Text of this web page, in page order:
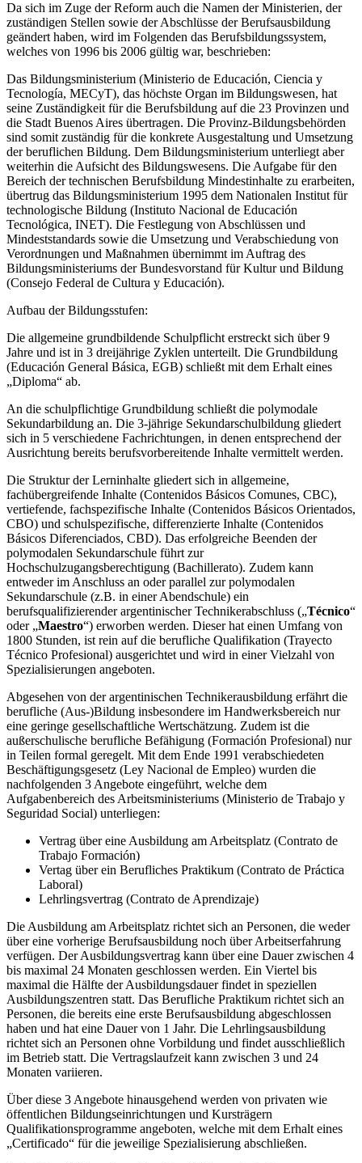
Da sich im Zuge der Reform auch die Namen der Ministerien, der
zuständigen Stellen sowie der Abschlüsse der Berufsausbildung
geändert haben, wird im Folgenden das Berufsbildungssystem,
welches von 1996 bis 2006 gültig war, beschrieben:
Das Bildungsministerium (Ministerio de Educación, Ciencia y
Tecnología, MECyT), das höchste Organ im Bildungswesen, hat
seine Zuständigkeit für die Berufsbildung auf die 23 Provinzen und
die Stadt Buenos Aires übertragen. Die Provinz-Bildungsbehörden
sind somit zuständig für die konkrete Ausgestaltung und Umsetzung
der beruflichen Bildung. Dem Bildungsministerium unterliegt aber
weiterhin die Aufsicht des Bildungswesens. Die Aufgabe für den
Bereich der technischen Berufsbildung Mindestinhalte zu erarbeiten,
übertrug das Bildungsministerium 1995 dem Nationalen Institut für
technologische Bildung (Instituto Nacional de Educación
Tecnológica, INET). Die Festlegung von Abschlüssen und
Mindeststandards sowie die Umsetzung und Verabschiedung von
Verordnungen und Maßnahmen übernimmt im Auftrag des
Bildungsministeriums der Bundesvorstand für Kultur und Bildung
(Consejo Federal de Cultura y Educación).
Aufbau der Bildungsstufen:
Die allgemeine grundbildende Schulpflicht erstreckt sich über 9
Jahre und ist in 3 dreijährige Zyklen unterteilt. Die Grundbildung
(Educación General Básica, EGB) schließt mit dem Erhalt eines
„Diploma“ ab.
An die schulpflichtige Grundbildung schließt die polymodale
Sekundarbildung an. Die 3-jährige Sekundarschulbildung gliedert
sich in 5 verschiedene Fachrichtungen, in denen entsprechend der
Ausrichtung bereits berufsvorbereitende Inhalte vermittelt werden.
Die Struktur der Lerninhalte gliedert sich in allgemeine,
fachübergreifende Inhalte (Contenidos Básicos Comunes, CBC),
vertiefende, fachspezifische Inhalte (Contenidos Básicos Orientados,
CBO) und schulspezifische, differenzierte Inhalte (Contenidos
Básicos Diferenciados, CBD). Das erfolgreiche Beenden der
polymodalen Sekundarschule führt zur
Hochschulzugangsberechtigung (Bachillerato). Zudem kann
entweder im Anschluss an oder parallel zur polymodalen
Sekundarschule (z.B. in einer Abendschule) ein
berufsqualifizierender argentinischer Technikerabschluss („Técnico“
oder „Maestro“) erworben werden. Dieser hat einen Umfang von
1800 Stunden, ist rein auf die berufliche Qualifikation (Trayecto
Técnico Profesional) ausgerichtet und wird in einer Vielzahl von
Spezialisierungen angeboten.
Abgesehen von der argentinischen Technikerausbildung erfährt die
berufliche (Aus-)Bildung insbesondere im Handwerksbereich nur
eine geringe gesellschaftliche Wertschätzung. Zudem ist die
außerschulische berufliche Befähigung (Formación Profesional) nur
in Teilen formal geregelt. Mit dem Ende 1991 verabschiedeten
Beschäftigungsgesetz (Ley Nacional de Empleo) wurden die
nachfolgenden 3 Angebote eingeführt, welche dem
Aufgabenbereich des Arbeitsministeriums (Ministerio de Trabajo y
Seguridad Social) unterliegen:
Vertrag über eine Ausbildung am Arbeitsplatz (Contrato de
Trabajo Formación)
Vertag über ein Berufliches Praktikum (Contrato de Práctica
Laboral)
Lehrlingsvertrag (Contrato de Aprendizaje)
Die Ausbildung am Arbeitsplatz richtet sich an Personen, die weder
über eine vorherige Berufsausbildung noch über Arbeitserfahrung
verfügen. Der Ausbildungsvertrag kann über eine Dauer zwischen 4
bis maximal 24 Monaten geschlossen werden. Ein Viertel bis
maximal die Hälfte der Ausbildungsdauer findet in speziellen
Ausbildungszentren statt. Das Berufliche Praktikum richtet sich an
Personen, die bereits eine erste Berufsausbildung abgeschlossen
haben und hat eine Dauer von 1 Jahr. Die Lehrlingsausbildung
richtet sich an Personen ohne Vorbildung und findet ausschließlich
im Betrieb statt. Die Vertragslaufzeit kann zwischen 3 und 24
Monaten variieren.
Über diese 3 Angebote hinausgehend werden von privaten wie
öffentlichen Bildungseinrichtungen und Kursträgern
Qualifikationsprogramme angeboten, welche mit dem Erhalt eines
„Certificado“ für die jeweilige Spezialisierung abschließen.